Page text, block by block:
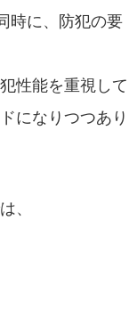
時に、防犯の要
性能を重視して
になりつつあり
、